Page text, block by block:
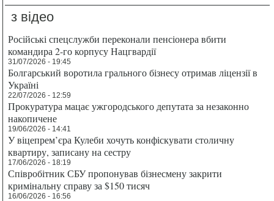
з відео
Російські спецслужби переконали пенсіонера вбити
командира 2-го корпусу Нацгвардії
31/07/2026 - 19:45
Болгарський воротила грального бізнесу отримав ліцензії в
Україні
22/07/2026 - 12:59
Прокуратура мацає ужгородського депутата за незаконно
накопичене
19/06/2026 - 14:41
У віцепрем’єра Кулеби хочуть конфіскувати столичну
квартиру, записану на сестру
17/06/2026 - 18:19
Співробітник СБУ пропонував бізнесмену закрити
кримінальну справу за $150 тисяч
16/06/2026 - 16:56